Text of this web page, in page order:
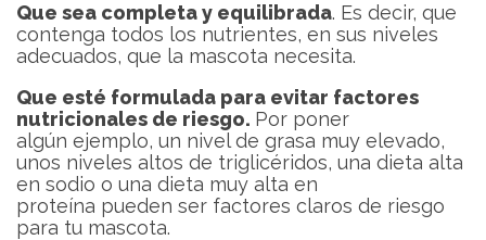
Que sea completa y equilibrada. Es decir, que
contenga todos los nutrientes, en sus niveles
adecuados, que la mascota necesita.
Que esté formulada para evitar factores
nutricionales de riesgo. Por poner
algún ejemplo, un nivel de grasa muy elevado,
unos niveles altos de triglicéridos, una dieta alta
en sodio o una dieta muy alta en
proteína pueden ser factores claros de riesgo
para tu mascota.